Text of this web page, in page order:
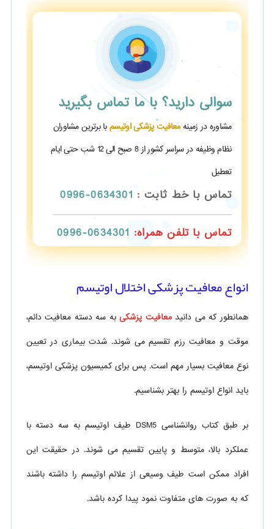
سوالی دارید؟ با ما تماس بگیرید
مشاوره در زمینهمعافیت پزشکی اوتیسمبا برترین مشاوران
نظام وظیفه در سراسر کشور از 8 صبح الی 12 شب حتی ایام
تعطیل
تماس با خط ثابت : 0634301-0996
تماس با تلفن همراه: 0634301-0996
انواع معافیت پزشکی اختلال اوتیسم
همانطور که می دانید معافیت پزشکی به سه دسته معافیت دائم،
موقت و معافیت رزم تقسیم می شوند. شدت بیماری در تعیین
نوع معافیت بسیار مهم است. پس برای کمیسیون پزشکی اوتیسم،
باید انواع اوتیسم را بهتر بشناسیم.
بر طبق کتاب روانشناسی DSM5 طیف اوتیسم به سه دسته با
عملکرد بالا، متوسط و پایین تقسیم می شوند. در حقیقت این
افراد ممکن است طیف وسیعی از علائم اوتیسم را داشته باشند
که به صورت های متفاوت نمود پیدا کرده باشد.